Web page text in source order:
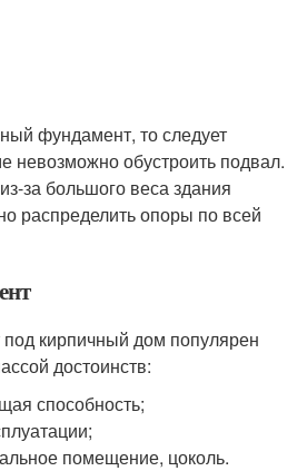
фундамент, то следует
невозможно обустроить подвал.
за большого веса здания
распределить опоры по всей
кирпичный дом популярен
достоинств:
способность;
помещение, цоколь.